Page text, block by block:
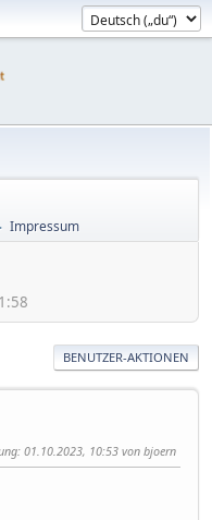
Impressum
BENUTZER-AKTIONEN
: 01.10.2023, 10:53 von bjoern